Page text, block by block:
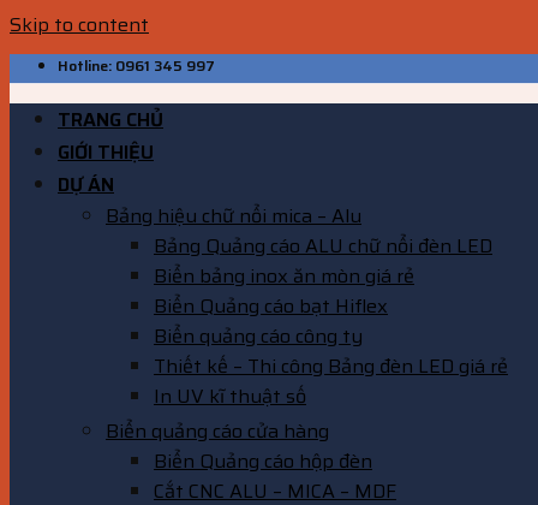
Skip to content
Hotline: 0961 345 997
TRANG CHỦ
GIỚI THIỆU
DỰ ÁN
Bảng hiệu chữ nổi mica – Alu
Bảng Quảng cáo ALU chữ nổi đèn LED
Biển bảng inox ăn mòn giá rẻ
Biển Quảng cáo bạt Hiflex
Biển quảng cáo công ty
Thiết kế – Thi công Bảng đèn LED giá rẻ
In UV kĩ thuật số
Biển quảng cáo cửa hàng
Biển Quảng cáo hộp đèn
Cắt CNC ALU – MICA – MDF